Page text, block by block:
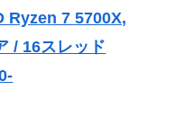
Ryzen 7 5700X,
/ 16スレッド